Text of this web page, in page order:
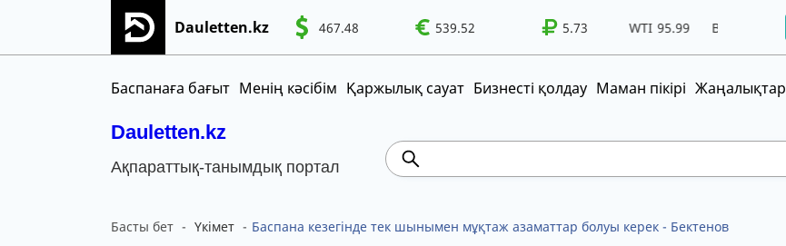
Dauletten.kz 467.48 539.52 5.73
95.99 Brent 100.41 WTI Brent 100.41
Баспанаға бағыт Менің кәсібім Қаржылық сауат Бизнесті қолдау Маман пікірі Жаңалықтар
Dauletten.kz
Ақпараттық-танымдық портал
Сіздің өтінішіңіз сәтті жіберілді, Рақмет!
Басты бет Үкімет Баспана кезегінде тек шынымен мұқтаж азаматтар болуы керек - Бектенов